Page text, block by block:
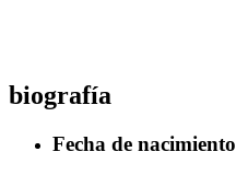
biografía
Fecha de nacimiento